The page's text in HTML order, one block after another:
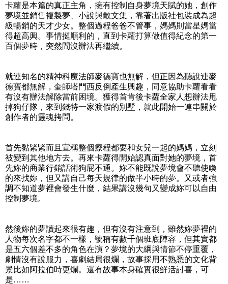
卡蘿是本篇的真正主角，擁有控制自身夢境天賦的她，創作
夢境並銷售複製夢、小說與散文集，靠著出版社包裝成為超
級暢銷的天才少女。整個過程爸爸不管事，媽媽則當星媽當
得超高興。事情挺順利的，直到卡蘿打算做值得紀念的第一
百個夢時，突然間沒辦法再繼續。
就連知名的精神科魔法師麥德寶也無解，但正因為聽說連麥
德寶都無解，奎師塔門西反倒產生興趣，同意協助卡蘿看看
有沒有辦法解除當前困境。獲得首肯後卡蘿全家人想辦法甩
掉狗仔隊，來到錢特一家渡假的別墅，就此開始一連串關於
創作者的靈魂拷問。
首先黏緊緊而且宣稱整個療程都要和女兒一起的媽媽，立刻
被變到其他地方去。再來卡蘿得開始認真面對她的夢境，首
先妳的商業行銷話術狗屁不通。妳不能既說夢境會不聽使喚
的來找妳，但又講自己每天規律的做半小時的夢。又或者強
調不知道夢裡會發生什麼，結果講沒幾句又變成妳可以自由
控制夢境。
然後妳的夢讀起來很有趣，但有沒有注意到，雖然妳夢裡的
人物每次名字都不一樣，號稱有數千個班底陣容，但其實都
是五六個差不多的角色在演？夢境的大綱與情節不停重覆，
劇情沒有說服力，喜劇結局很爛，故事採用不熟悉的文化背
景比如阿拉伯時更爛。還有故事本身確實很鮮活討喜，可
是……